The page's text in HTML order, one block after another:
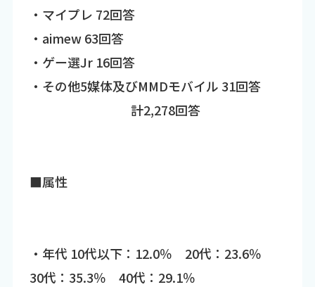
・マイプレ 72回答
・aimew 63回答
・ゲー選Jr 16回答
・その他5媒体及びMMDモバイル 31回答
計2,278回答
■属性
・年代 10代以下：12.0％ 20代：23.6％
30代：35.3％ 40代：29.1％